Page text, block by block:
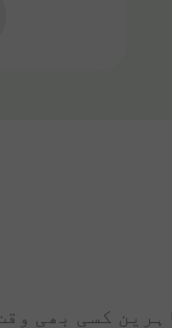
کسی بھی